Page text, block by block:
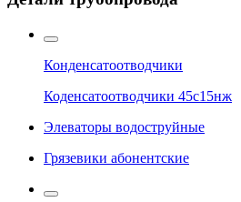
Конденсатоотводчики
Коденсатоотводчики 45с15нж
Элеваторы водоструйные
Грязевики абонентские